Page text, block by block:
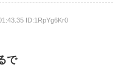
ID:1RpYg6Kr0
で